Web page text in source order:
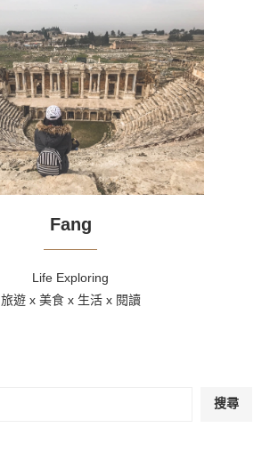
Fang
Life Exploring
旅遊 x 美食 x 生活 x 閱讀
搜尋